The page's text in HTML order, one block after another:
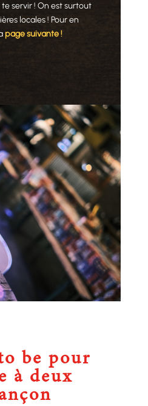
servir ! On est surtout
locales ! Pour en
page suivante !
be pour
à deux